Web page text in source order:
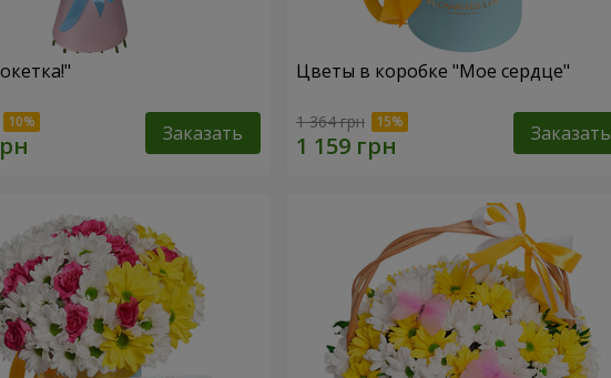
Заказать
Цветы в коробке "Мое сердце"
1 364 грн Заказать